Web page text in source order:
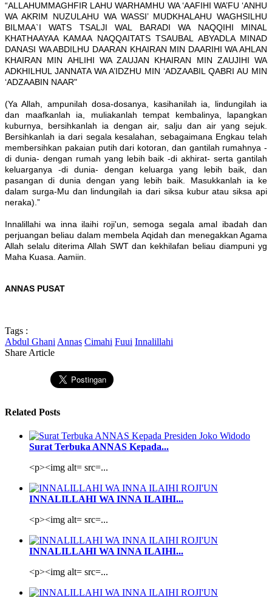
“ALLAHUMMAGHFIR LAHU WARHAMHU WA ‘AAFIHI WA’FU ‘ANHU
WA AKRIM NUZULAHU WA WASSI’ MUDKHALAHU WAGHSILHU
BILMAA`I WATS TSALJI WAL BARADI WA NAQQIHI MINAL
KHATHAAYAA KAMAA NAQQAITATS TSAUBAL ABYADLA MINAD
DANASI WA ABDILHU DAARAN KHAIRAN MIN DAARIHI WA AHLAN
KHAIRAN MIN AHLIHI WA ZAUJAN KHAIRAN MIN ZAUJIHI WA
ADKHILHUL JANNATA WA A’IDZHU MIN ‘ADZAABIL QABRI AU MIN
‘ADZAABIN NAAR"
(Ya Allah, ampunilah dosa-dosanya, kasihanilah ia, lindungilah ia
dan maafkanlah ia, muliakanlah tempat kembalinya, lapangkan
kuburnya, bersihkanlah ia dengan air, salju dan air yang sejuk.
Bersihkanlah ia dari segala kesalahan, sebagaimana Engkau telah
membersihkan pakaian putih dari kotoran, dan gantilah rumahnya -
di dunia- dengan rumah yang lebih baik -di akhirat- serta gantilah
keluarganya -di dunia- dengan keluarga yang lebih baik, dan
pasangan di dunia dengan yang lebih baik. Masukkanlah ia ke
dalam surga-Mu dan lindungilah ia dari siksa kubur atau siksa api
neraka).”
Innalillahi wa inna ilaihi roji'un, semoga segala amal ibadah dan
perjuangan beliau dalam membela Aqidah dan menegakkan Agama
Allah selalu diterima Allah SWT dan kekhilafan beliau diampuni yg
Maha Kuasa. Aamiin.
ANNAS PUSAT
Tags :
Abdul Ghani Annas Cimahi Fuui Innalillahi
Share Article
Related Posts
Surat Terbuka ANNAS Kepada...
<p><img alt= src=...
INNALILLAHI WA INNA ILAIHI...
<p><img alt= src=...
INNALILLAHI WA INNA ILAIHI...
<p><img alt= src=...